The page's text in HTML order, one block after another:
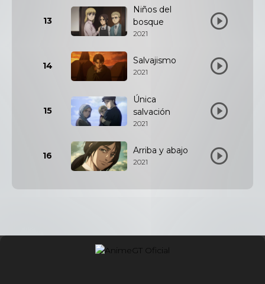
13
Niños del
bosque
2021
14 Salvajismo
2021
15
Única
salvación
2021
16 Arriba y abajo
2021